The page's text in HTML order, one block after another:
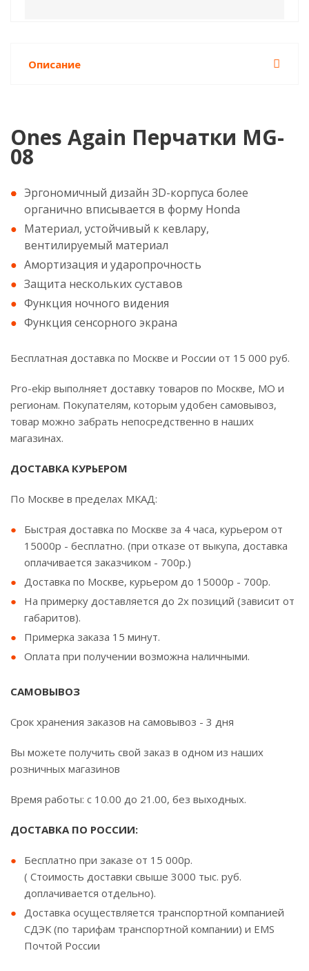
Описание
Ones Again Перчатки MG-
08
Эргономичный дизайн 3D-корпуса более
органично вписывается в форму Honda
Материал, устойчивый к кевлару,
вентилируемый материал
Амортизация и ударопрочность
Защита нескольких суставов
Функция ночного видения
Функция сенсорного экрана
Бесплатная доставка по Москве и России от 15 000 руб.
Pro-ekip выполняет доставку товаров по Москве, МО и
регионам. Покупателям, которым удобен самовывоз,
товар можно забрать непосредственно в наших
магазинах.
ДОСТАВКА КУРЬЕРОМ
По Москве в пределах МКАД:
Быстрая доставка по Москве за 4 часа, курьером от
15000р - бесплатно. (при отказе от выкупа, доставка
оплачивается заказчиком - 700р.)
Доставка по Москве, курьером до 15000р - 700р.
На примерку доставляется до 2х позиций (зависит от
габаритов).
Примерка заказа 15 минут.
Оплата при получении возможна наличными.
САМОВЫВОЗ
Срок хранения заказов на самовывоз - 3 дня
Вы можете получить свой заказ в одном из наших
розничных магазинов
Время работы: с 10.00 до 21.00, без выходных.
ДОСТАВКА ПО РОССИИ:
Бесплатно при заказе от 15 000р.
( Стоимость доставки свыше 3000 тыс. руб.
доплачивается отдельно).
Доставка осуществляется транспортной компанией
СДЭК (по тарифам транспортной компании) и EMS
Почтой России